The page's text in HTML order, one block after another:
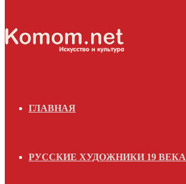
ГЛАВНАЯ
РУССКИЕ ХУДОЖНИКИ 19 ВЕКА